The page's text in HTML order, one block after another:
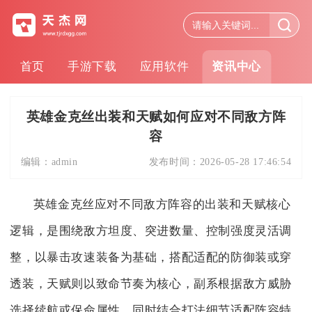
首页 手游下载 应用软件 资讯中心
英雄金克丝出装和天赋如何应对不同敌方阵
容
编辑： admin 发布时间： 2026-05-28 17:46:54
英雄金克丝应对不同敌方阵容的出装和天赋核心
逻辑，是围绕敌方坦度、突进数量、控制强度灵活调
整，以暴击攻速装备为基础，搭配适配的防御装或穿
透装，天赋则以致命节奏为核心，副系根据敌方威胁